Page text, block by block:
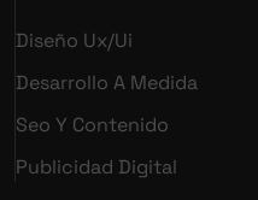
Diseño Ux/ui
Desarrollo A Medida
Seo Y Contenido
Publicidad Digital